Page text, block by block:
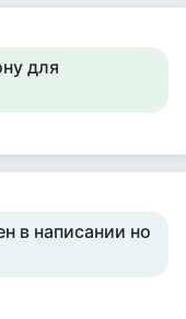
для
в написании но